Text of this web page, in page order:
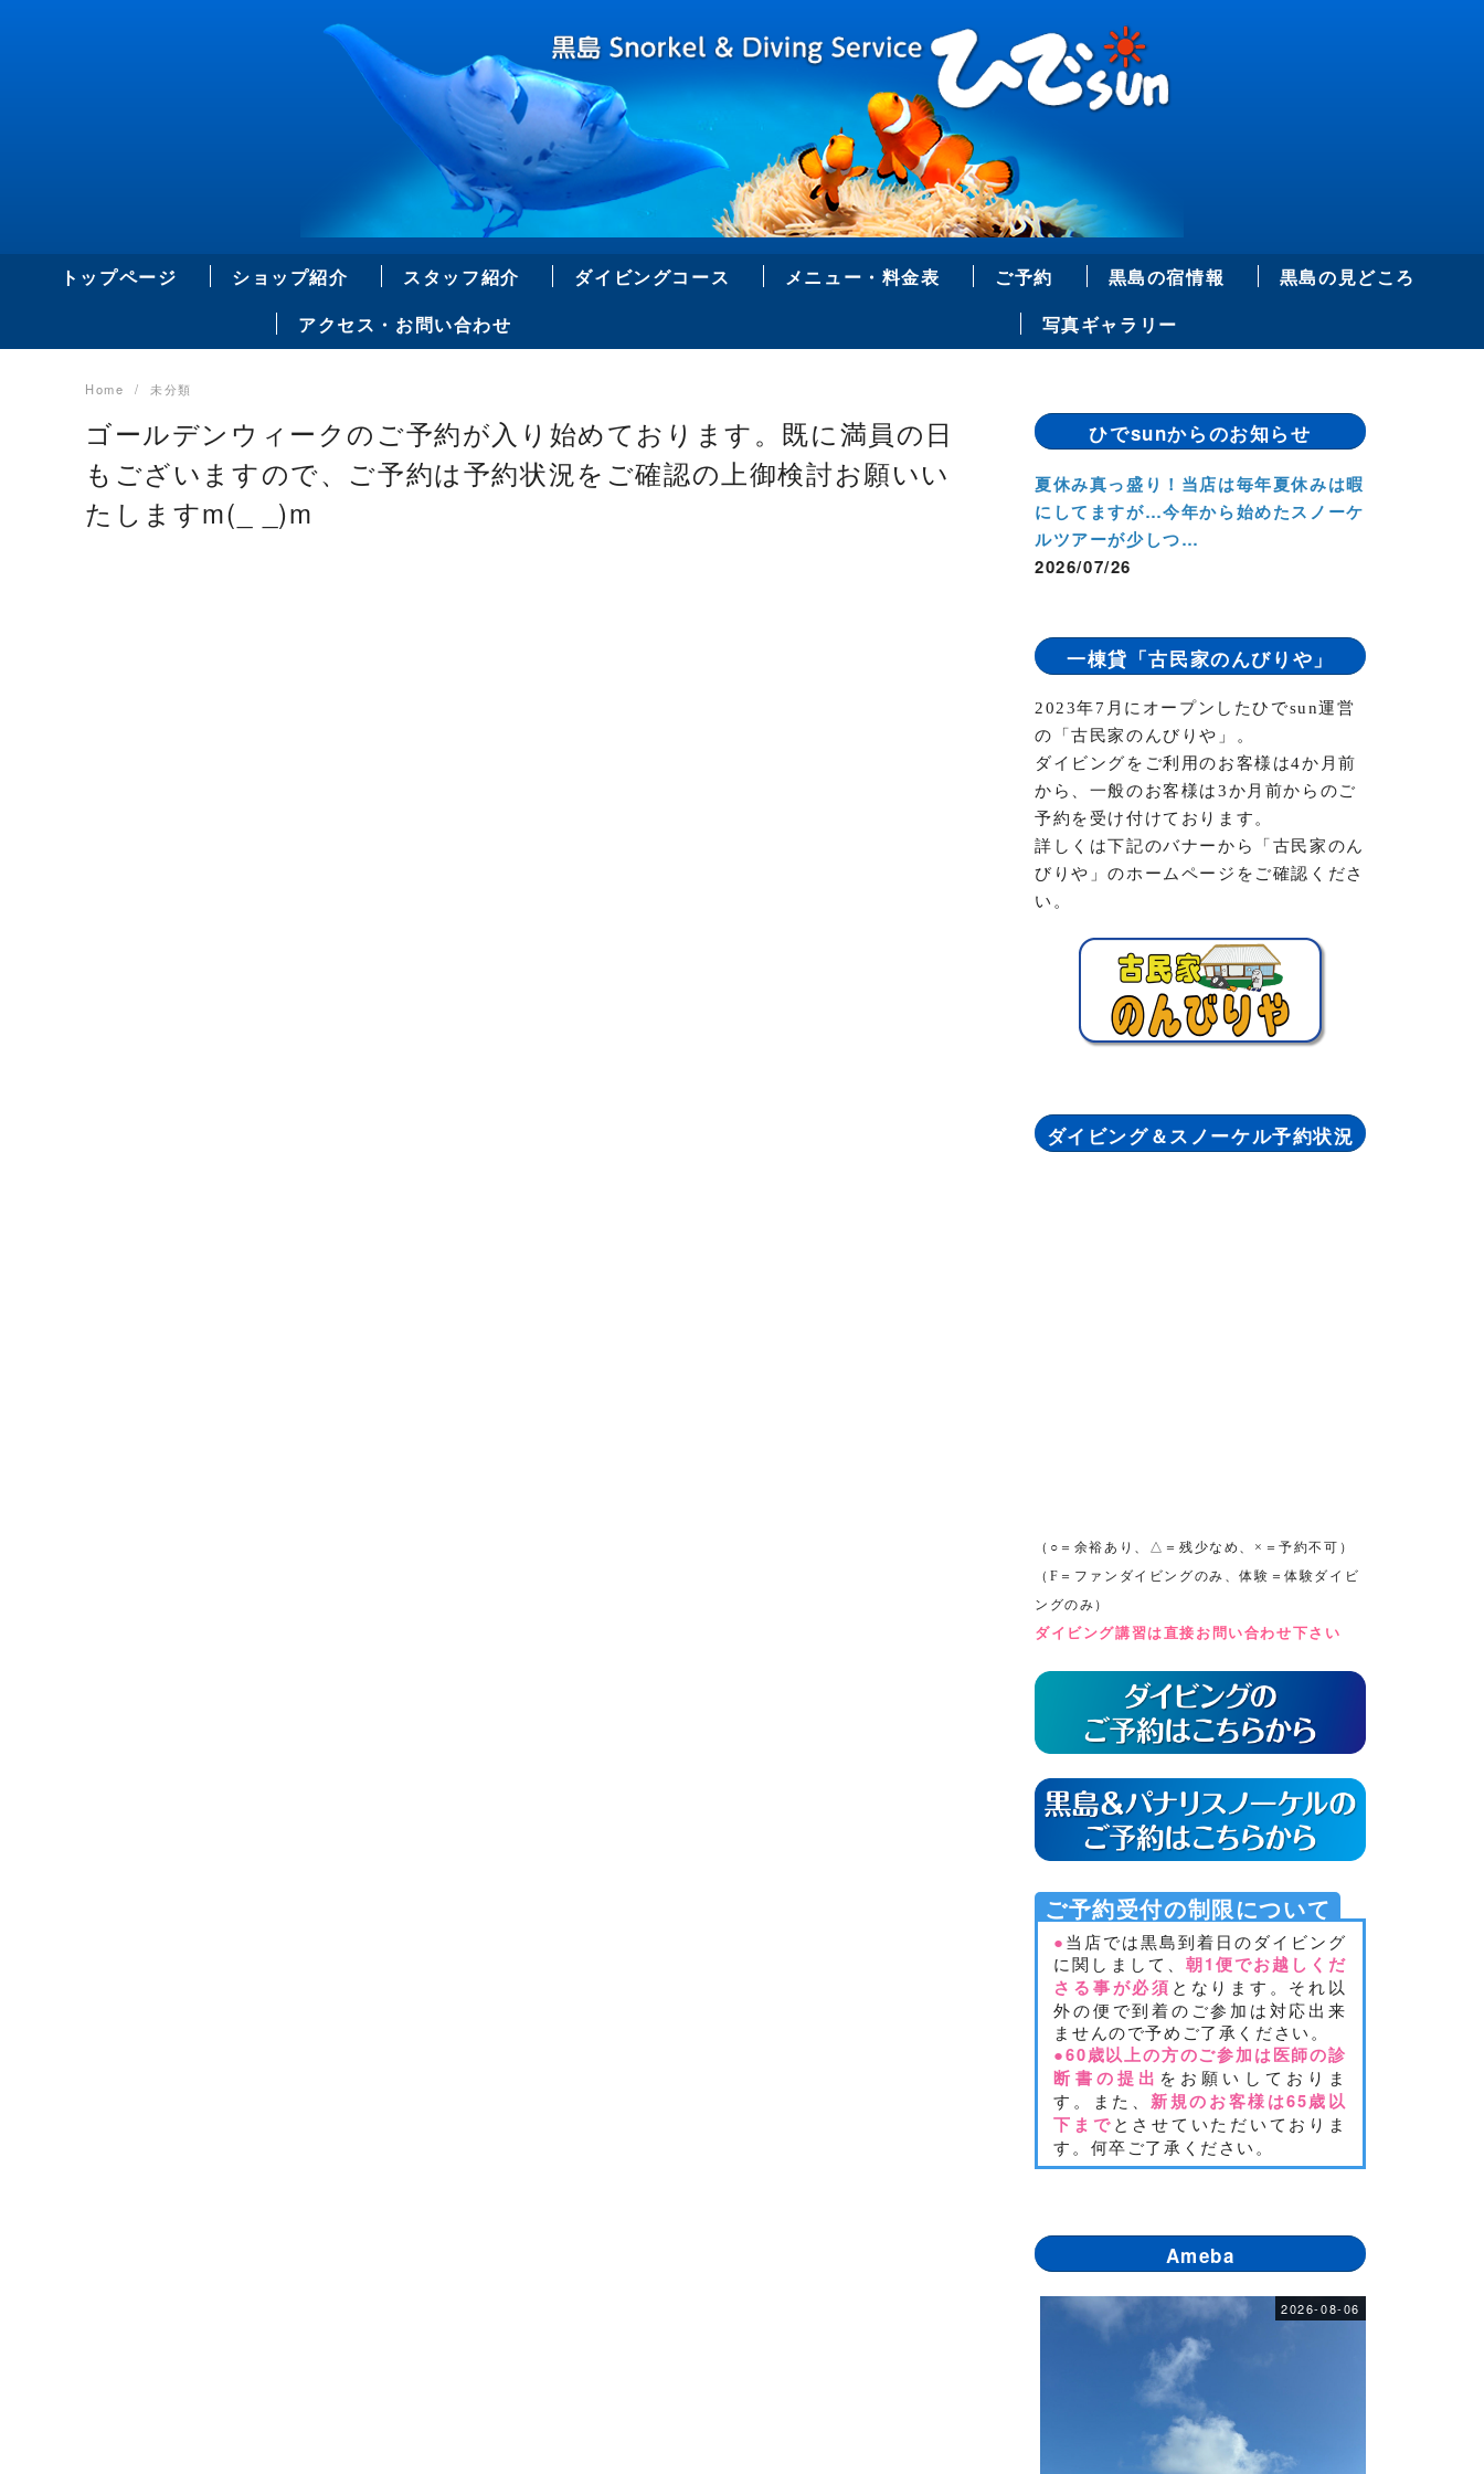
トップページ ショップ紹介 スタッフ紹介 ダイビングコース メニュー・料金表 ご予約 黒島の宿情報
黒島の見どころ
アクセス・お問い合わせ
写真ギャラリー
Home 未分類
ゴールデンウィークのご予約が入り始めております。既に満員の日
もございますので、ご予約は予約状況をご確認の上御検討お願いい
たしますm(_ _)m
ひでsunからのお知らせ
夏休み真っ盛り！当店は毎年夏休みは暇
にしてますが…今年から始めたスノーケ
ルツアーが少しつ…
2026/07/26
一棟貸「古民家のんびりや」
2023年7月にオープンしたひでsun運営
の「古民家のんびりや」。
ダイビングをご利用のお客様は4か月前
から、一般のお客様は3か月前からのご
予約を受け付けております。
詳しくは下記のバナーから「古民家のん
びりや」のホームページをご確認くださ
い。
ダイビング＆スノーケル予約状況
（○＝余裕あり、△＝残少なめ、×＝予約不可）
（F＝ファンダイビングのみ、体験＝体験ダイビ
ングのみ）
ダイビング講習は直接お問い合わせ下さい
ご予約受付の制限について
●当店では黒島到着日のダイビング
に関しまして、 朝1便でお越しくだ
さる事が必須 となります。それ以
外の便で到着のご参加は対応出来
ませんので予めご了承ください。
●60歳以上の方のご参加は医師の診
断書の提出 をお願いしておりま
す。また、 新規のお客様は65歳以
下までとさせていただいておりま
す。何卒ご了承ください。
Ameba
2026-08-06